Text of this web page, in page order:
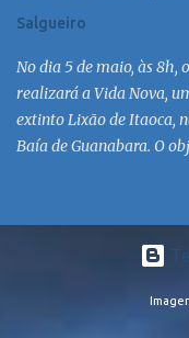
Salgueiro
No dia 5 de maio, às 8h,
realizará a Vida Nova,
extinto Lixão de Itaoca,
Baía de Guanabara. O
participação de ONGs
interessados em
sexta. Mais